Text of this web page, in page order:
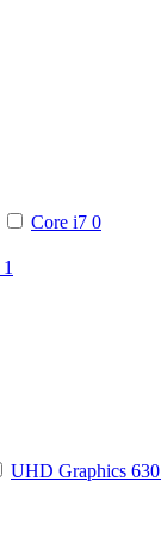
Core i7 0
1
UHD Graphics